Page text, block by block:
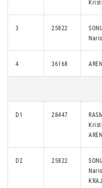
3 25822
4 36168
D1 28447
D2 25822